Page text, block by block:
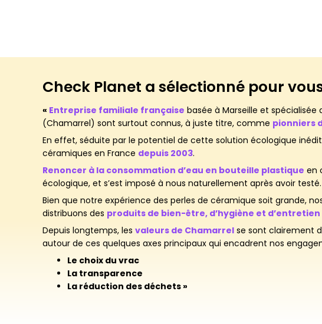
Check Planet a sélectionné pour
« Entreprise familiale française basée à Marseille et
(Chamarrel) sont surtout connus, à juste titre, comme pionniers
En effet, séduite par le potentiel de cette solution écologique
céramiques en France depuis 2003.
Renoncer à la consommation d’eau en bouteille plastique en
écologique, et s’est imposé à nous naturellement après avoir testé.
Bien que notre expérience des perles de céramique soit grande,
distribuons des produits de bien-être, d’hygiène et d’entretien
Depuis longtemps, les valeurs de Chamarrel se sont clairement
autour de ces quelques axes principaux qui encadrent nos
Le choix du vrac
La transparence
La réduction des déchets »